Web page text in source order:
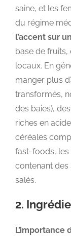
saine, et les
du régime
l’accent sur
base de
locaux. En
manger plus
transformés,
des baies),
riches en
céréales
fast-foods, les
contenant
salés.
2.